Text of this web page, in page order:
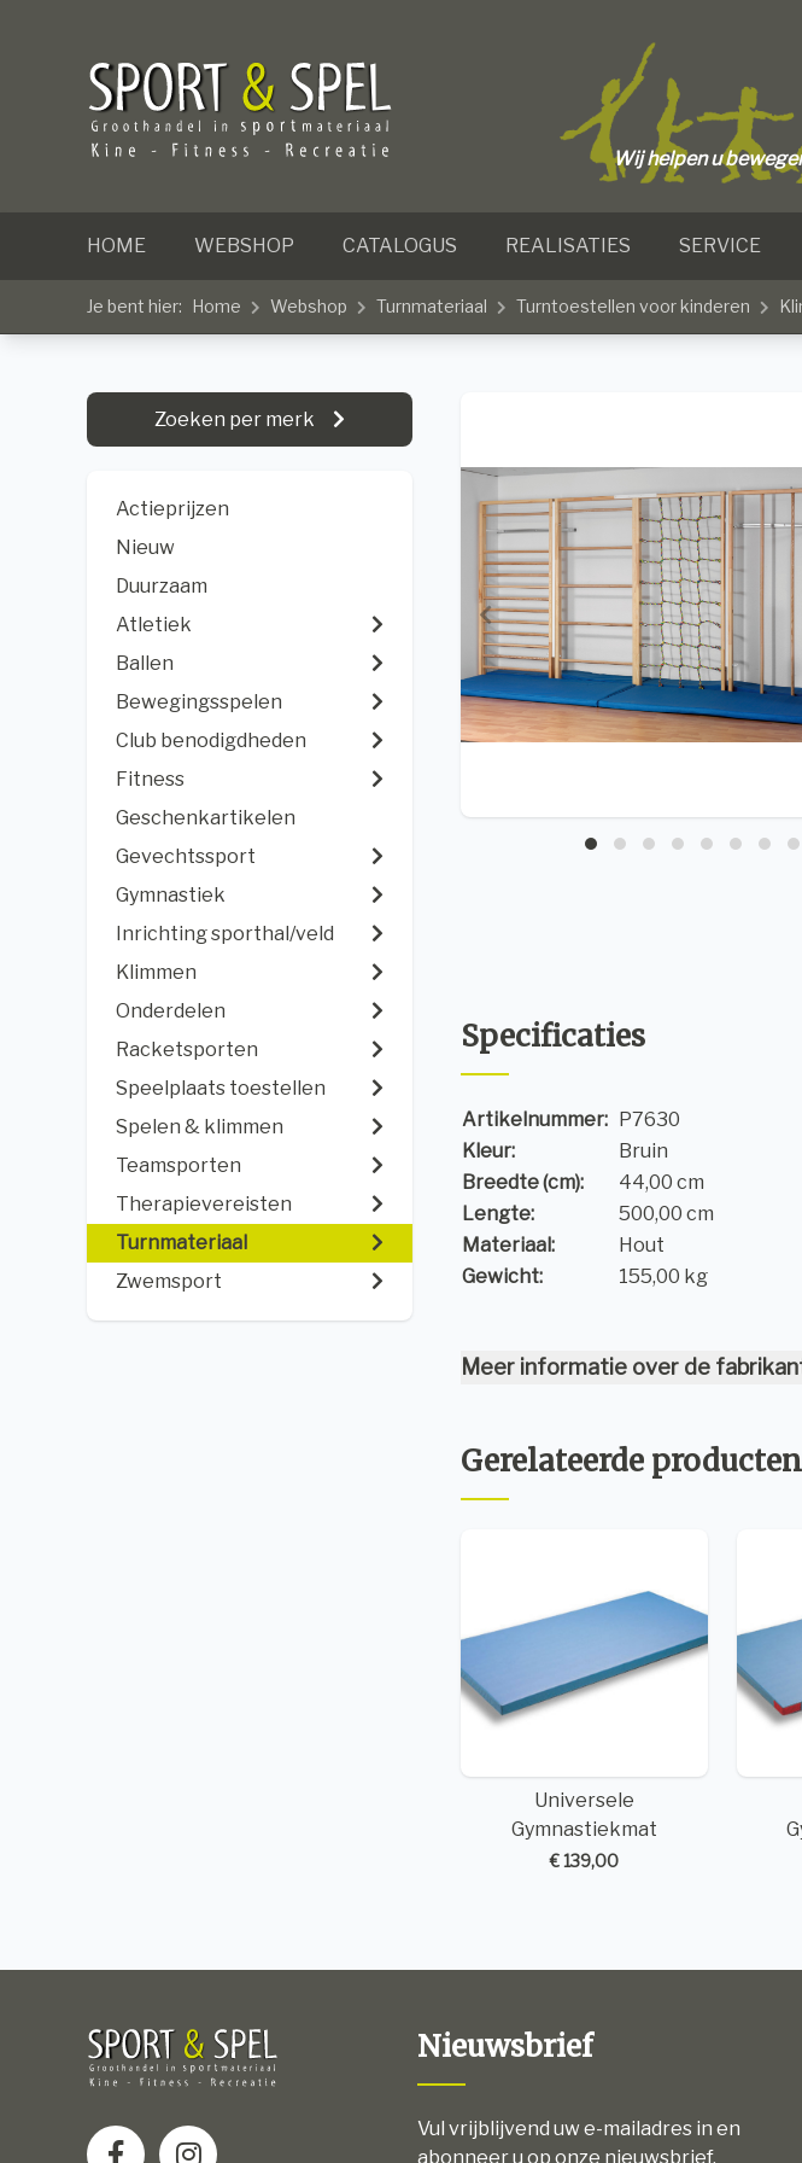
Wij helpen u
HOME WEBSHOP CATALOGUS REALISATIES SERVICE
Je bent hier: Home Webshop Turnmateriaal Turntoestellen voor kinderen
Zoeken per merk
Actieprijzen
Nieuw
Duurzaam
Atletiek
Ballen
Bewegingsspelen
Club benodigdheden
Fitness
Geschenkartikelen
Gevechtssport
Gymnastiek
Inrichting sporthal/veld
Klimmen
Onderdelen
Racketsporten
Speelplaats toestellen
Spelen & klimmen
Teamsporten
Therapievereisten
Turnmateriaal
Zwemsport
Specificaties
Artikelnummer: P7630
Kleur:
Bruin
Breedte (cm):
44,00 cm
Lengte:
500,00 cm
Materiaal:
Hout
Gewicht:
155,00 kg
Meer informatie over de
Gerelateerde producten
Universele
Gymnastiekmat
€ 139,00
Nieuwsbrief
Vul vrijblijvend uw e-mailadres in en
abonneer u op onze nieuwsbrief.